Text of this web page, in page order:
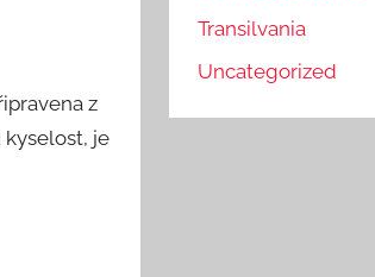
z
je
Transilvania
Uncategorized